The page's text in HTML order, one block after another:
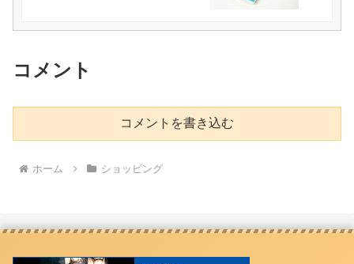
コメント
コメントを書き込む
ホーム ショッピング